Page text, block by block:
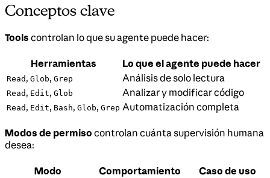
Conceptos clave
Tools controlan lo que su agente puede hacer:
Herramientas Lo que el agente puede hacer
Read , Glob, Grep Análisis de solo lectura
Read , Edit, Glob Analizar y modificar código
Read , Edit, Bash, Glob, Grep Automatización completa
Modos de permiso controlan cuánta supervisión humana
desea:
Modo Comportamiento Caso de uso